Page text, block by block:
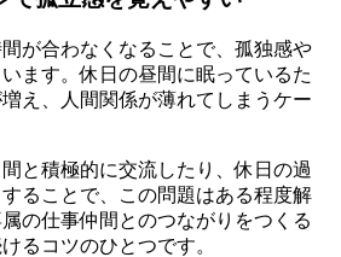
が合わなくなることで、孤独感や
ます。休日の昼間に眠っているた
え、人間関係が薄れてしまうケー
と積極的に交流したり、休日の過
ることで、この問題はある程度解
の仕事仲間とのつながりをつくる
るコツのひとつです。